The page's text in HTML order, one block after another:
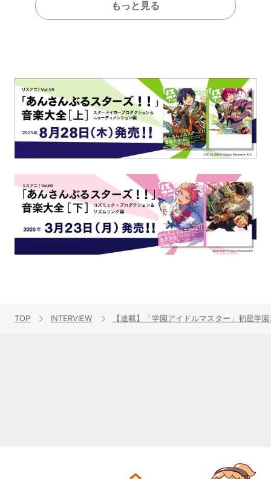
もっと見る
TOP INTERVIEW 【連載】「学園アイドルマスター」初星